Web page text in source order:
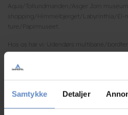
Samtykke Detaljer
Aqua/Tollundmanden/Asger Jorn museum/
shopping/Himmelbjerget/Labyrinthia/El-
ture/Papirmuseet.
Hos os har vi: Udendørs multibane/
brætspil/socialt samvær og mulighed for
Køkkenet serverer alsidig, spændende
lejrskoler serveres følgende måltider:
selv) i forbindelse med morgenbuffet, og
Hvad I kan lave mens I er her: